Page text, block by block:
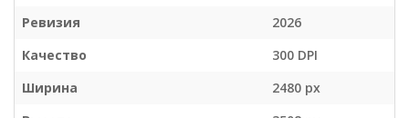
Ревизия
2026
Качество
300 DPI
Ширина
2480 px